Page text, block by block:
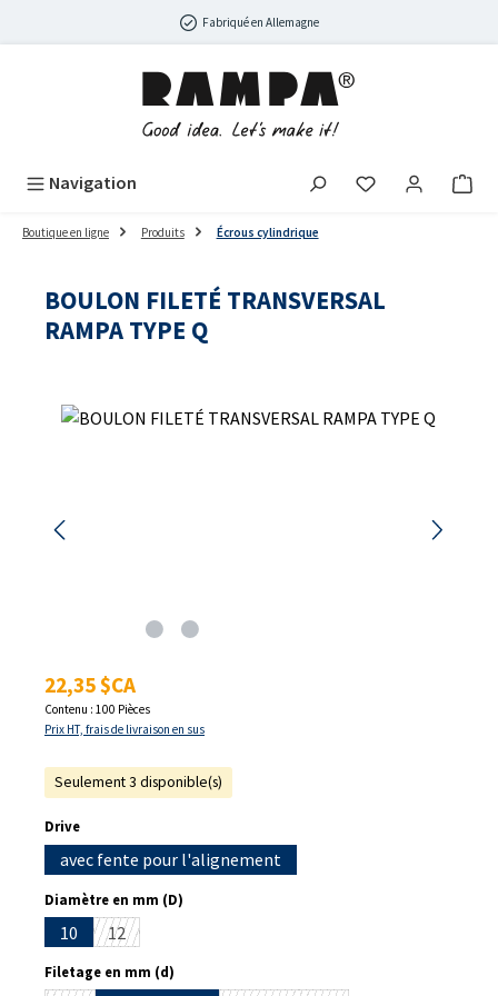
Passer au contenu principalFabriqué en Allemagne
Navigation
Boutique en ligne Produits Écrous cylindrique
BOULON FILETÉ TRANSVERSAL
RAMPA TYPE Q
Ignorer la galerie d'images
Prix régulier :
22,35 $CA
Contenu : 100 Pièces
Prix HT, frais de livraison en sus
Seulement 3 disponible(s)
Sélectionnez
Drive
avec fente pour l'alignement
Sélectionnez
Diamètre en mm (D)
10 12(Cette option n'est pas disponible pour le moment.)
Sélectionnez
Filetage en mm (d)